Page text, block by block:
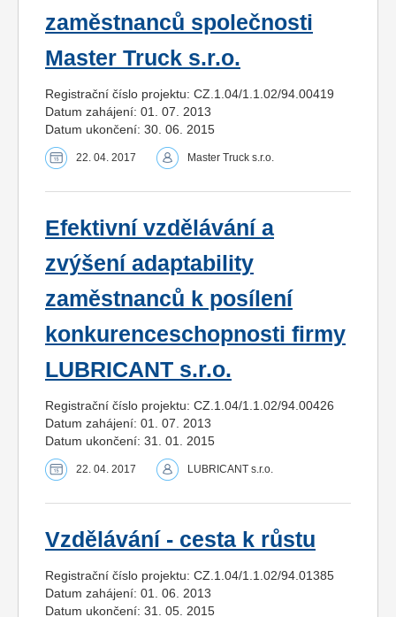
zaměstnanců společnosti
Master Truck s.r.o.
Registrační číslo projektu: CZ.1.04/1.1.02/94.00419
Datum zahájení: 01. 07. 2013
Datum ukončení: 30. 06. 2015
22. 04. 2017 Master Truck s.r.o.
Efektivní vzdělávání a
zvýšení adaptability
zaměstnanců k posílení
konkurenceschopnosti firmy
LUBRICANT s.r.o.
Registrační číslo projektu: CZ.1.04/1.1.02/94.00426
Datum zahájení: 01. 07. 2013
Datum ukončení: 31. 01. 2015
22. 04. 2017 LUBRICANT s.r.o.
Vzdělávání - cesta k růstu
Registrační číslo projektu: CZ.1.04/1.1.02/94.01385
Datum zahájení: 01. 06. 2013
Datum ukončení: 31. 05. 2015